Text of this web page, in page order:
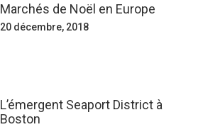
Marchés de Noël en Europe
20 décembre, 2018
L’émergent Seaport District à
Boston